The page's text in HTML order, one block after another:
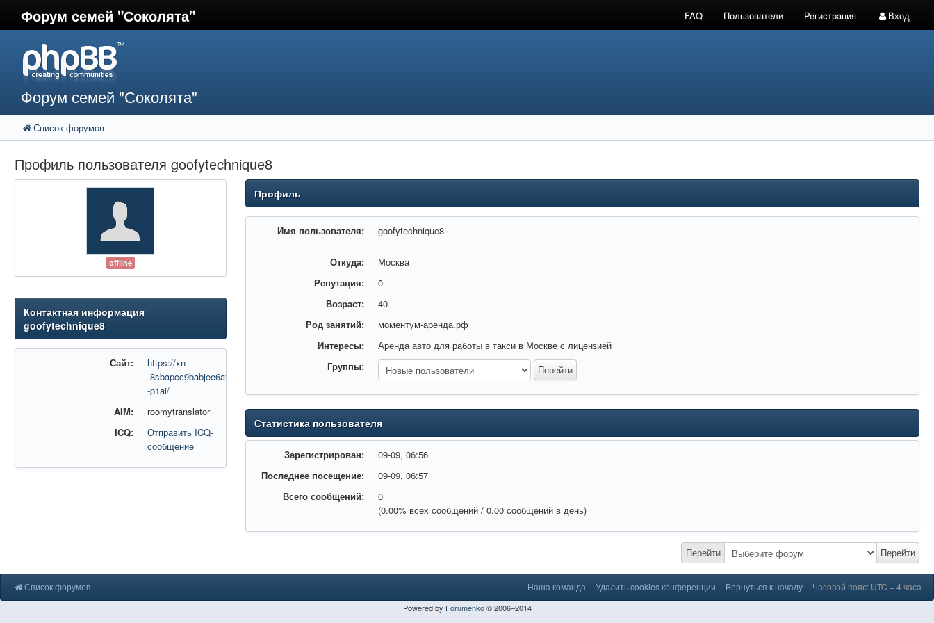
Форум семей "Соколята" FAQ Пользователи Регистрация Вход
Форум семей "Соколята"
Список форумов
Профиль пользователя goofytechnique8
offline
Контактная информация
goofytechnique8
Сайт:
https://xn---
-8sbapcc9babjee6ayp.xn-
-p1ai/
AIM:
roomytranslator
ICQ:
Отправить ICQ-
сообщение
Профиль
Имя пользователя: goofytechnique8
Откуда:
Москва
Репутация:
0
Возраст:
40
Род занятий:
моментум-аренда.рф
Интересы:
Аренда авто для работы в такси в Москве с лицензией
Группы:
Статистика пользователя
Зарегистрирован:
09-09, 06:56
Последнее посещение:
09-09, 06:57
Всего сообщений:
0
(0.00% всех сообщений / 0.00 сообщений в день)
Перейти Перейти
Список форумов Наша команда Удалить cookies конференции Вернуться к началу Часовой пояс: UTC + 4 часа
Powered by Forumenko© 2006–2014